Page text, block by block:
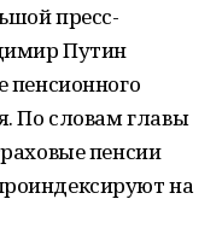
пресс-
Путин
пенсионного
По словам главы
пенсии
на